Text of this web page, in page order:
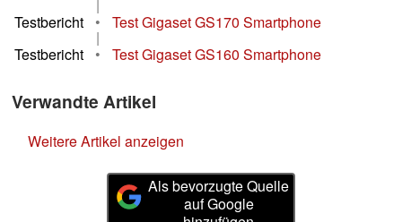
|
Testbericht
• Test Gigaset GS170 Smartphone
|
Testbericht
• Test Gigaset GS160 Smartphone
Verwandte Artikel
Weitere Artikel anzeigen
Als bevorzugte Quelle
auf Google